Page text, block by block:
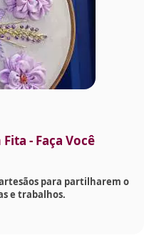
- Faça Você
para partilharem o
e trabalhos.